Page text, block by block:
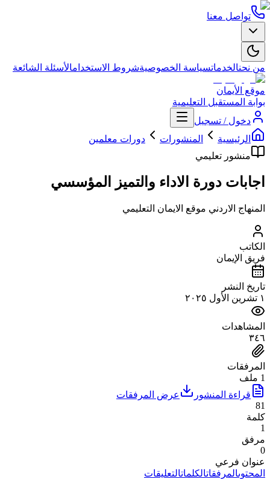
تواصل معنا
من نحنالخدماتسياسة الخصوصيةشروط الاستخدامالأسئلة الشائعة
موقع الأيمان
بوابة المستقبل التعليمية
دخول / تسجيل
الرئيسية
المنشورات
دورات معلمين
منشور تعليمي
اجابات دورة الاداء والتميز المؤسسي
المنهاج الاردني موقع الايمان التعليمي
الكاتب
فريق الإيمان
تاريخ النشر
١ تشرين الأول ٢٠٢٥
المشاهدات
٣٤٦
المرفقات
1 ملف
قراءة المنشور
عرض المرفقات
81
كلمة
1
مرفق
0
عنوان فرعي
المحتوىالمرفقاتالكلماتالتعليقات